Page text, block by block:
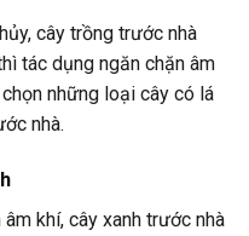
cây trồng trước nhà
tác dụng ngăn chặn âm
những loại cây có lá
nhà.
khí, cây xanh trước nhà